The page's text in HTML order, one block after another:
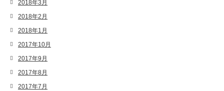
2018年3月
2018年2月
2018年1月
2017年10月
2017年9月
2017年8月
2017年7月